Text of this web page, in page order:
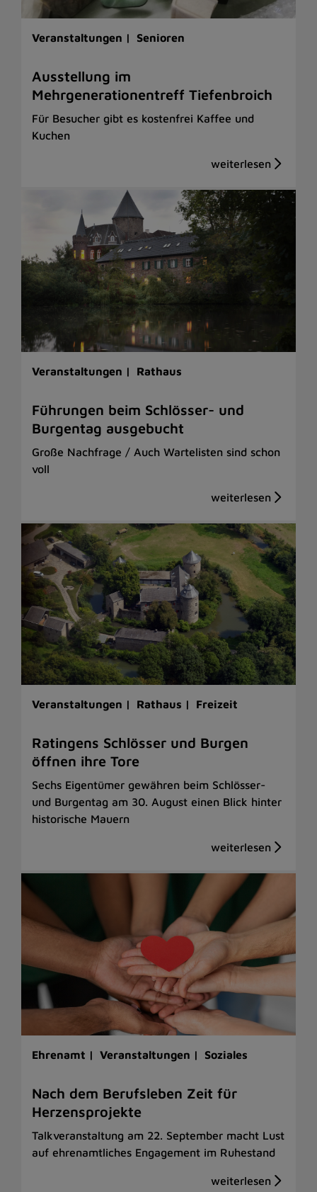
Veranstaltungen | Senioren
Ausstellung im
Mehrgenerationentreff Tiefenbroich
Für Besucher gibt es kostenfrei Kaffee und
Kuchen
Veranstaltungen | Rathaus
Führungen beim Schlösser- und
Burgentag ausgebucht
Große Nachfrage / Auch Wartelisten sind schon
voll
Veranstaltungen | Rathaus | Freizeit
Ratingens Schlösser und Burgen
öffnen ihre Tore
Sechs Eigentümer gewähren beim Schlösser-
und Burgentag am 30. August einen Blick hinter
historische Mauern
Ehrenamt | Veranstaltungen | Soziales
Nach dem Berufsleben Zeit für
Herzensprojekte
Talkveranstaltung am 22. September macht Lust
auf ehrenamtliches Engagement im Ruhestand